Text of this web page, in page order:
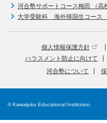
河合塾サポートコース梅田 （高
大学受験科 海外帰国生コース
個人情報保護方針
ハラスメント防止に向けて
河合塾について
© Kawaijuku Educational Institution.